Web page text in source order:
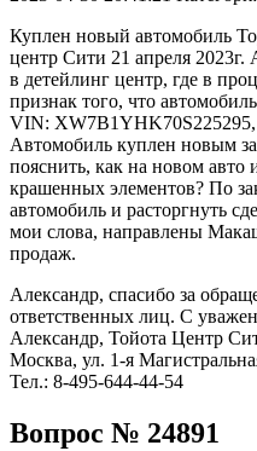
Куплен новый автомобиль
центр Сити 21 апреля 2023г.
в детейлинг центр, где в
признак того, что
VIN:
Автомобиль куплен новым
пояснить, как на новом авто
крашенных элементов? По
автомобиль и расторгнуть
мои слова, направлены
продаж.
Александр, спасибо за
ответственных лиц. С
Александр, Тойота Центр
Москва, ул. 1-я
Тел.: 8-495-644-44-54
Вопрос № 24891